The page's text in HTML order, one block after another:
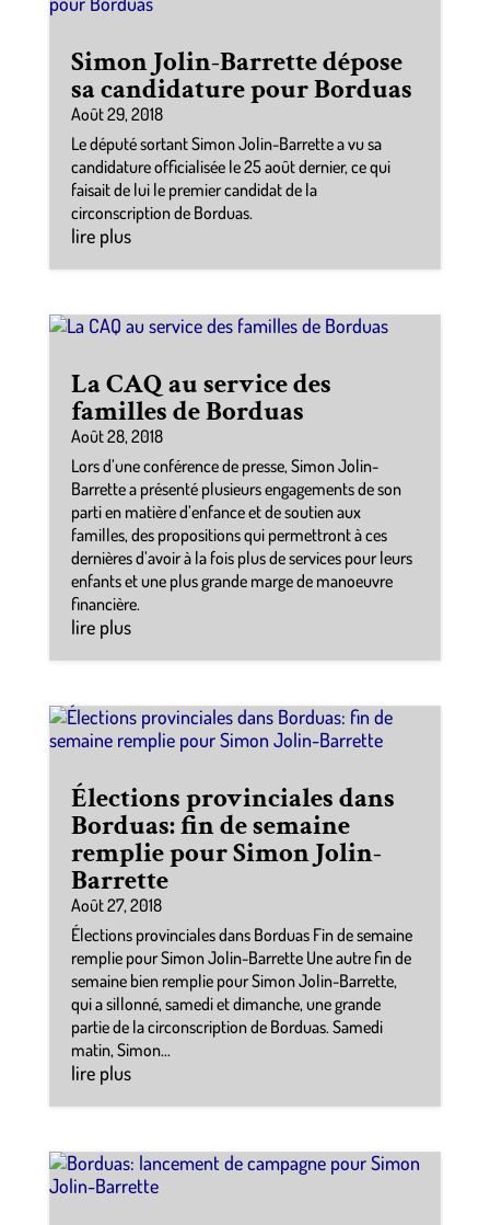
Simon Jolin-Barrette dépose
sa candidature pour Borduas
Août 29, 2018
Le député sortant Simon Jolin-Barrette a vu sa
candidature officialisée le 25 août dernier, ce qui
faisait de lui le premier candidat de la
circonscription de Borduas.
lire plus
La CAQ au service des
familles de Borduas
Août 28, 2018
Lors d’une conférence de presse, Simon Jolin-
Barrette a présenté plusieurs engagements de son
parti en matière d’enfance et de soutien aux
familles, des propositions qui permettront à ces
dernières d’avoir à la fois plus de services pour leurs
enfants et une plus grande marge de manoeuvre
financière.
lire plus
Élections provinciales dans
Borduas: fin de semaine
remplie pour Simon Jolin-
Barrette
Août 27, 2018
Élections provinciales dans Borduas Fin de semaine
remplie pour Simon Jolin-Barrette Une autre fin de
semaine bien remplie pour Simon Jolin-Barrette,
qui a sillonné, samedi et dimanche, une grande
partie de la circonscription de Borduas. Samedi
matin, Simon...
lire plus